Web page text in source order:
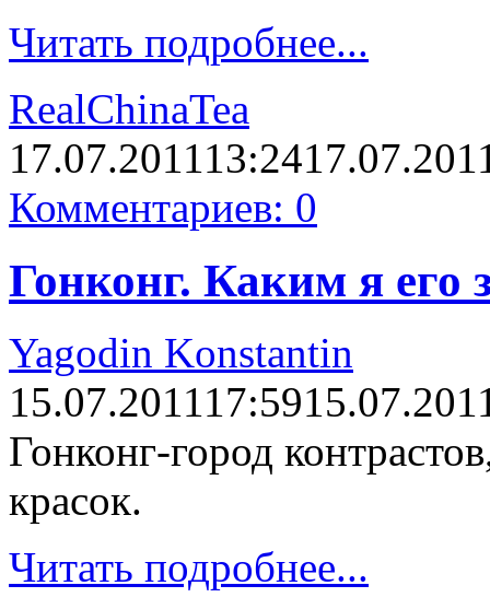
Читать подробнее...
RealChinaTea
17.07.201113:24
Комментариев: 0
Гонконг. Каким я его
Yagodin Konstantin
15.07.201117:59
Гонконг-город
красок.
Читать подробнее...